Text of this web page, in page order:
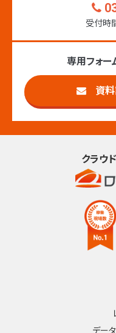
受付時
専用フォー
資
クラウ
デー